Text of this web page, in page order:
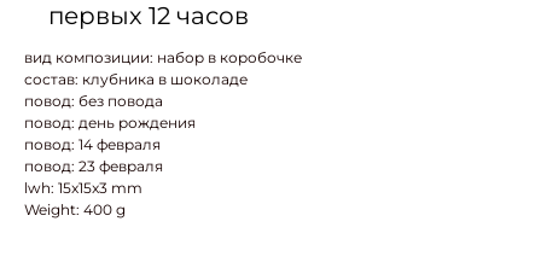
первых 12 часов
вид композиции: набор в коробочке
состав: клубника в шоколаде
повод: без повода
повод: день рождения
повод: 14 февраля
повод: 23 февраля
lwh: 15x15x3 mm
Weight: 400 g